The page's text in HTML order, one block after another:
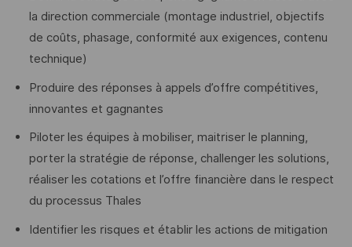
la direction commerciale (montage industriel, objectifs
de coûts, phasage, conformité aux exigences, contenu
technique)
Produire des réponses à appels d’offre compétitives,
innovantes et gagnantes
Piloter les équipes à mobiliser, maitriser le planning,
porter la stratégie de réponse, challenger les solutions,
réaliser les cotations et l’offre financière dans le respect
du processus Thales
Identifier les risques et établir les actions de mitigation